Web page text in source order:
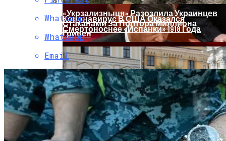
Коронавирус В США Оказался
Смертоноснее «испанки» 1918 Года
«Укрзализныця» Разозлила Украинцев
Стаканами За Полтора Миллиона
Гривен
Whatsapp
Whatsapp
Email